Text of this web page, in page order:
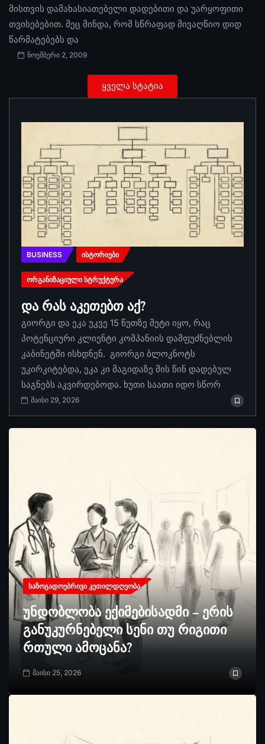
მისთვის დამახასიათებელი დადებითი და უარყოფითი
თვისებებით. მეც მინდა, რომ სწრაფად მივაღწიო დიდ
წარმატებებს და
ნოემბერი 2, 2009
ყველა სტატია
BUSINESS ᲘᲡᲢᲝᲠᲘᲔᲑᲘ
ᲝᲠᲒᲐᲜᲘᲖᲐᲪᲘᲣᲚᲘ ᲡᲢᲠᲣᲥᲢᲣᲠᲐ
და რას აკეთებთ აქ?
გიორგი და ეკა უკვე 15 წუთზე მეტი იყო, რაც
პოტენციური კლიენტი კომპანიის დამფუძნებლის
კაბინეტში ისხდნენ. გიორგი ბლოკნოტს
უკირკიტებდა, ეკა კი მაგიდაზე მის წინ დადებულ
საგნებს აკვირდებოდა. ხუთი საათი იდო სწორ
მაისი 29, 2026
ᲡᲐᲖᲝᲒᲐᲓᲝᲔᲑᲠᲘᲕᲘ ᲙᲔᲗᲘᲚᲓᲦᲔᲝᲑᲐ
უნდობლობა ექიმებისადმი – ერის
განუკურნებელი სენი თუ რიგითი
რთული ამოცანა?
მაისი 25, 2026